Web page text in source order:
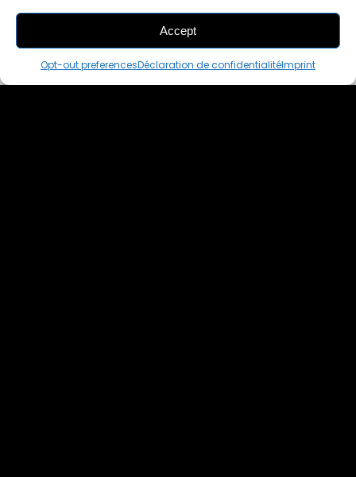
Accept
Opt-out preferencesDéclaration de confidentialitéImprint
THIS PAIR IS
ALREADY SOLD OUT